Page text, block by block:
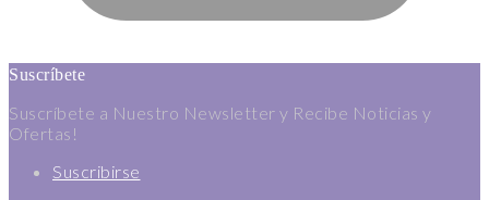
Suscríbete
Suscríbete a Nuestro Newsletter y Recibe Noticias y
Ofertas!
Suscribirse